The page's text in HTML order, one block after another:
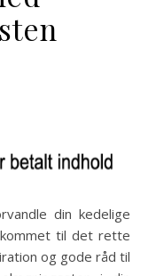
til det rette
og gode råd til